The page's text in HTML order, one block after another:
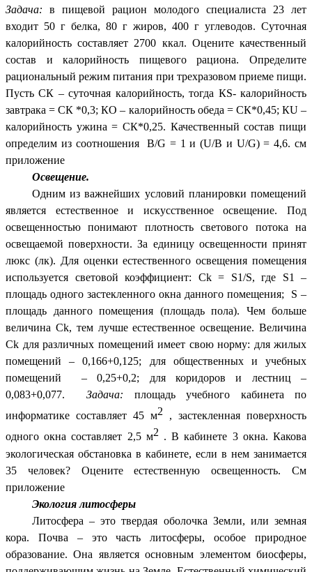
Задача: в пищевой рацион молодого специалиста 23 лет
входит 50 г белка, 80 г жиров, 400 г углеводов. Суточная
калорийность составляет 2700 ккал. Оцените качественный
состав и калорийность пищевого рациона. Определите
рациональный режим питания при трехразовом приеме пищи.
Пусть СК – суточная калорийность, тогда КS- калорийность
завтрака = СК *0,3; КО – калорийность обеда = СК*0,45; КU –
калорийность ужина = СК*0,25. Качественный состав пищи
определим из соотношения В/G = 1 и (U/B и U/G) = 4,6. см
приложение
Освещение.
Одним из важнейших условий планировки помещений
является естественное и искусственное освещение. Под
освещенностью понимают плотность светового потока на
освещаемой поверхности. За единицу освещенности принят
люкс (лк). Для оценки естественного освещения помещения
используется световой коэффициент: Сk = S1/S, где S1 –
площадь одного застекленного окна данного помещения; S –
площадь данного помещения (площадь пола). Чем больше
величина Сk, тем лучше естественное освещение. Величина
Сk для различных помещений имеет свою норму: для жилых
помещений – 0,166+0,125; для общественных и учебных
помещений – 0,25+0,2; для коридоров и лестниц –
0,083+0,077. Задача: площадь учебного кабинета по
информатике составляет 45 м2 , застекленная поверхность
одного окна составляет 2,5 м2 . В кабинете 3 окна. Какова
экологическая обстановка в кабинете, если в нем занимается
35 человек? Оцените естественную освещенность. См
приложение
Экология литосферы
Литосфера – это твердая оболочка Земли, или земная
кора. Почва – это часть литосферы, особое природное
образование. Она является основным элементом биосферы,